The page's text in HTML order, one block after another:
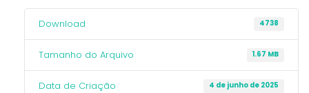
Download 4738
Tamanho do Arquivo 1.67 MB
Data de Criação 4 de junho de 2025